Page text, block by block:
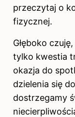
przeczytaj o
fizycznej.
Głęboko
tylko kwestia
okazja do
dzielenia się
dostrzegamy